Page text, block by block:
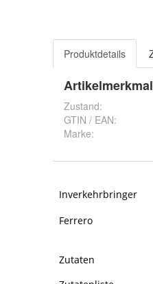
Produktdetails
Zustand:
GTIN / EAN:
Marke: